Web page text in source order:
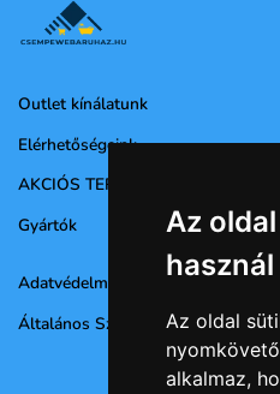
Az
használ
Az oldal
alkalmaz,
Outlet kínálatunk
Elérhetőségeink
AKCIÓS TERMÉKEK
Gyártók
Adatvédelmi nyilatkozat
Általános Szerződési Feltételek